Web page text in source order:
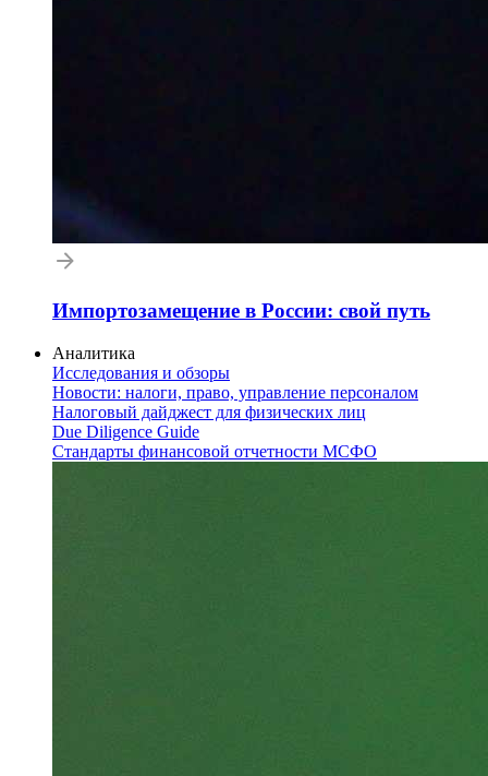
Импортозамещение в России: свой путь
Аналитика
Исследования и обзоры
Новости: налоги, право, управление персоналом
Налоговый дайджест для физических лиц
Due Diligence Guide
Стандарты финансовой отчетности МСФО